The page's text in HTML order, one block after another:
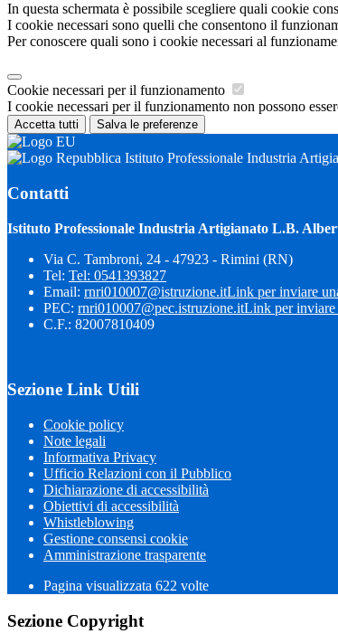
In questa schermata è possibile scegliere quali cookie
I cookie necessari sono quelli che consentono il
Per conoscere quali sono i cookie necessari al
Cookie necessari per il funzionamento
I cookie necessari per il funzionamento non possono
Accetta tutti Salva le preferenze
Istituto Professionale Industria
Contatti
Istituto Professionale Industria Artigianato L.B.
Via C. Tambroni, 24 - 47923 - Rimini (RN)
Tel: Tel: 0541393827
Email: rnri010007@istruzione.itLink per inviare
PEC: rnri010007@pec.istruzione.itLink per inviare
C.F.: 82007810409
Sezione Link Utili
Cookie policy
Note legali
Informativa Privacy
Ufficio Relazioni con il Pubblico
Dichiarazione di accessibilità
Obiettivi di accessibilità
Whistleblowing
Gestione consensi cookie
Amministrazione trasparente
Pagina visualizzata 622 volte
Sezione Copyright